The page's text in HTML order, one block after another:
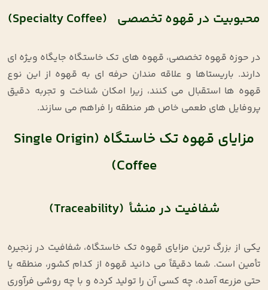
محبوبیت در قهوه تخصصی (Specialty Coffee)
در حوزه قهوه تخصصی، قهوه‌ های تک ‌خاستگاه جایگاه ویژه ‌ای
دارند. باریستاها و علاقه‌ مندان حرفه ‌ای به قهوه از این نوع
قهوه ‌ها استقبال می‌ کنند، زیرا امکان شناخت و تجربه دقیق
پروفایل ‌های طعمی خاص هر منطقه را فراهم می‌ سازند.
مزایای قهوه تک ‌خاستگاه (Single Origin
Coffee)
شفافیت در منشأ (Traceability)
یکی از بزرگ ‌ترین مزایای قهوه تک ‌خاستگاه، شفافیت در زنجیره
تأمین است. شما دقیقاً می ‌دانید قهوه از کدام کشور، منطقه یا
حتی مزرعه آمده، چه کسی آن را تولید کرده و با چه روشی فرآوری